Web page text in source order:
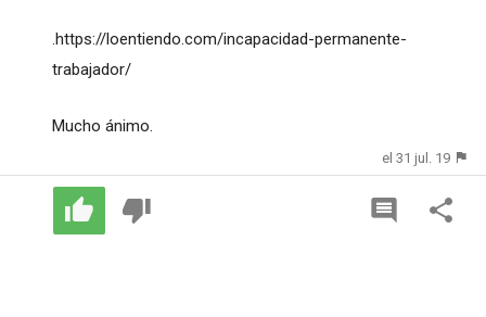
.https://loentiendo.com/incapacidad-permanente-
trabajador/
Mucho ánimo.
el 31 jul. 19